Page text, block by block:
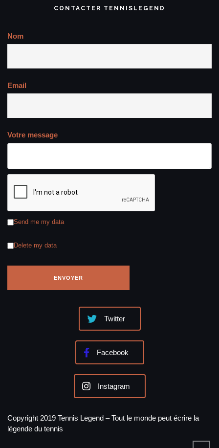
CONTACTER TENNISLEGEND
Nom
Email
Votre message
Send me my data
Delete my data
Twitter
Facebook
Instagram
Copyright 2019 Tennis Legend – Tout le monde peut écrire la
légende du tennis